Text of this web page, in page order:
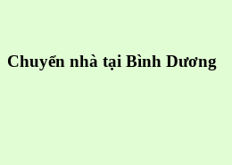
Chuyển nhà tại Bình Dương